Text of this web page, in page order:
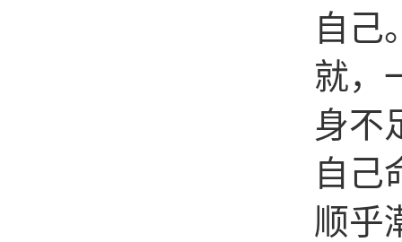
自己
就，
身不
自己
顺乎